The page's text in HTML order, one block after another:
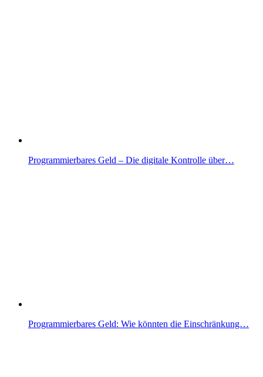
Programmierbares Geld – Die digitale Kontrolle über…
Programmierbares Geld: Wie könnten die Einschränkung…